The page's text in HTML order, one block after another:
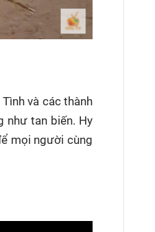
và các thành
như tan biến. Hy
mọi người cùng